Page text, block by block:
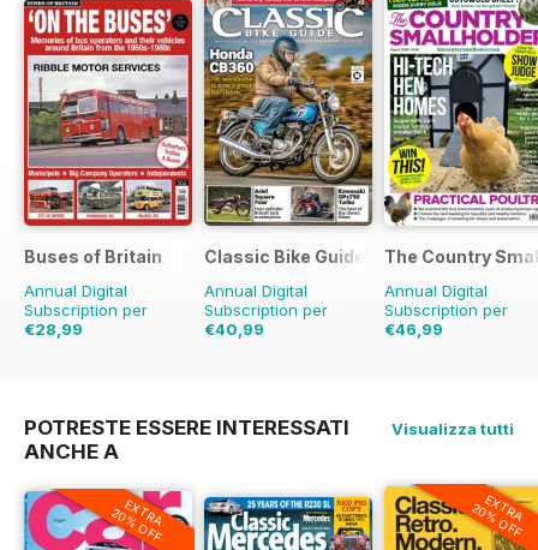
Buses of Britain
Annual Digital
Subscription per
€28,99
Classic Bike Guide
Annual Digital
Subscription per
€40,99
The Country
Annual Digital
Subscription per
€46,99
POTRESTE ESSERE INTERESSATI
ANCHE A
Visualizza tutti
EXTRA
20% OFF EXTRA
20% OFF